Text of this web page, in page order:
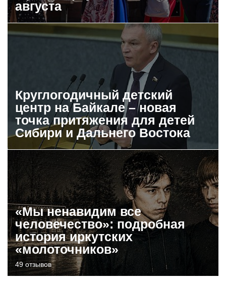
августа
Круглогодичный детский
центр на Байкале – новая
точка притяжения для детей
Сибири и Дальнего Востока
«Мы ненавидим все
человечество»: подробная
история иркутских
«молоточников»
49 отзывов